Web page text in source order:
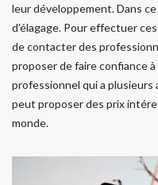
leur développement. Dans
d'élagage. Pour effectuer
de contacter des
proposer de faire confiance
professionnel qui a plusieurs
peut proposer des prix
monde.